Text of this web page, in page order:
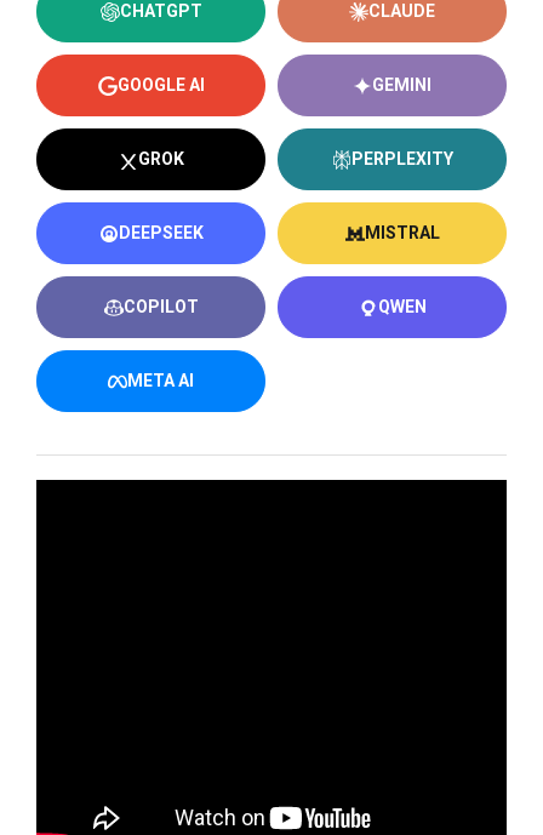
CHATGPT CLAUDE
GOOGLE AI GEMINI
GROK PERPLEXITY
DEEPSEEK MISTRAL
COPILOT QWEN
META AI